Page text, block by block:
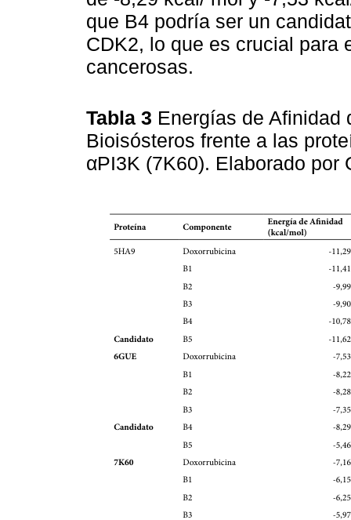
que B4 podría ser un
CDK2, lo que es crucial para
cancerosas.
Tabla 3 Energías de Afinidad
Bioisósteros frente a las
αPI3K (7K60). Elaborado